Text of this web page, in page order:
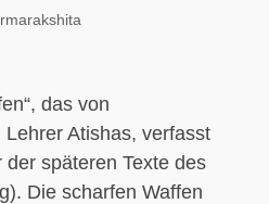
das von
Atishas, verfasst
späteren Texte des
Die scharfen Waffen